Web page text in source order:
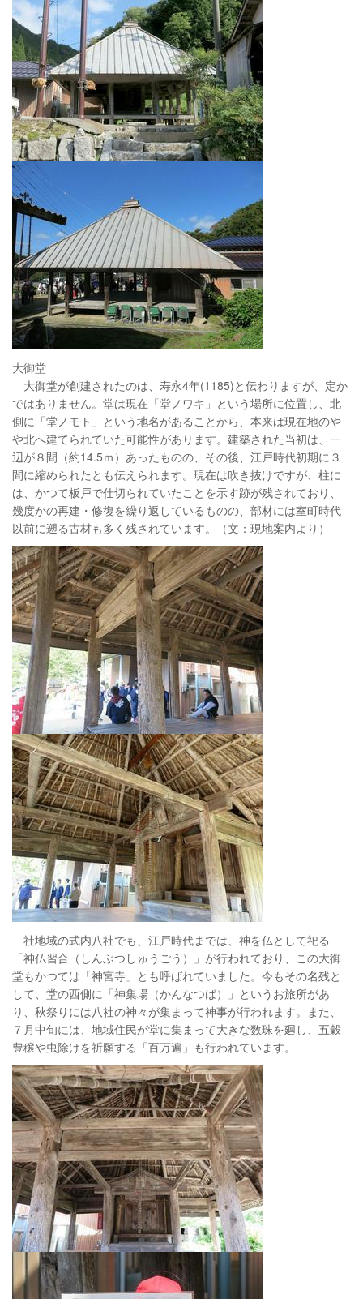
大御堂
大御堂が創建されたのは、寿永4年(1185)と伝わりますが、定か
ではありません。堂は現在「堂ノワキ」という場所に位置し、北
側に「堂ノモト」という地名があることから、本来は現在地のや
や北へ建てられていた可能性があります。建築された当初は、一
辺が８間（約14.5ｍ）あったものの、その後、江戸時代初期に３
間に縮められたとも伝えられます。現在は吹き抜けですが、柱に
は、かつて板戸で仕切られていたことを示す跡が残されており、
幾度かの再建・修復を繰り返しているものの、部材には室町時代
以前に遡る古材も多く残されています。（文：現地案内より）
社地域の式内八社でも、江戸時代までは、神を仏として祀る
「神仏習合（しんぶつしゅうごう）」が行われており、この大御
堂もかつては「神宮寺」とも呼ばれていました。今もその名残と
して、堂の西側に「神集場（かんなつば）」というお旅所があ
り、秋祭りには八社の神々が集まって神事が行われます。また、
７月中旬には、地域住民が堂に集まって大きな数珠を廻し、五穀
豊穣や虫除けを祈願する「百万遍」も行われています。